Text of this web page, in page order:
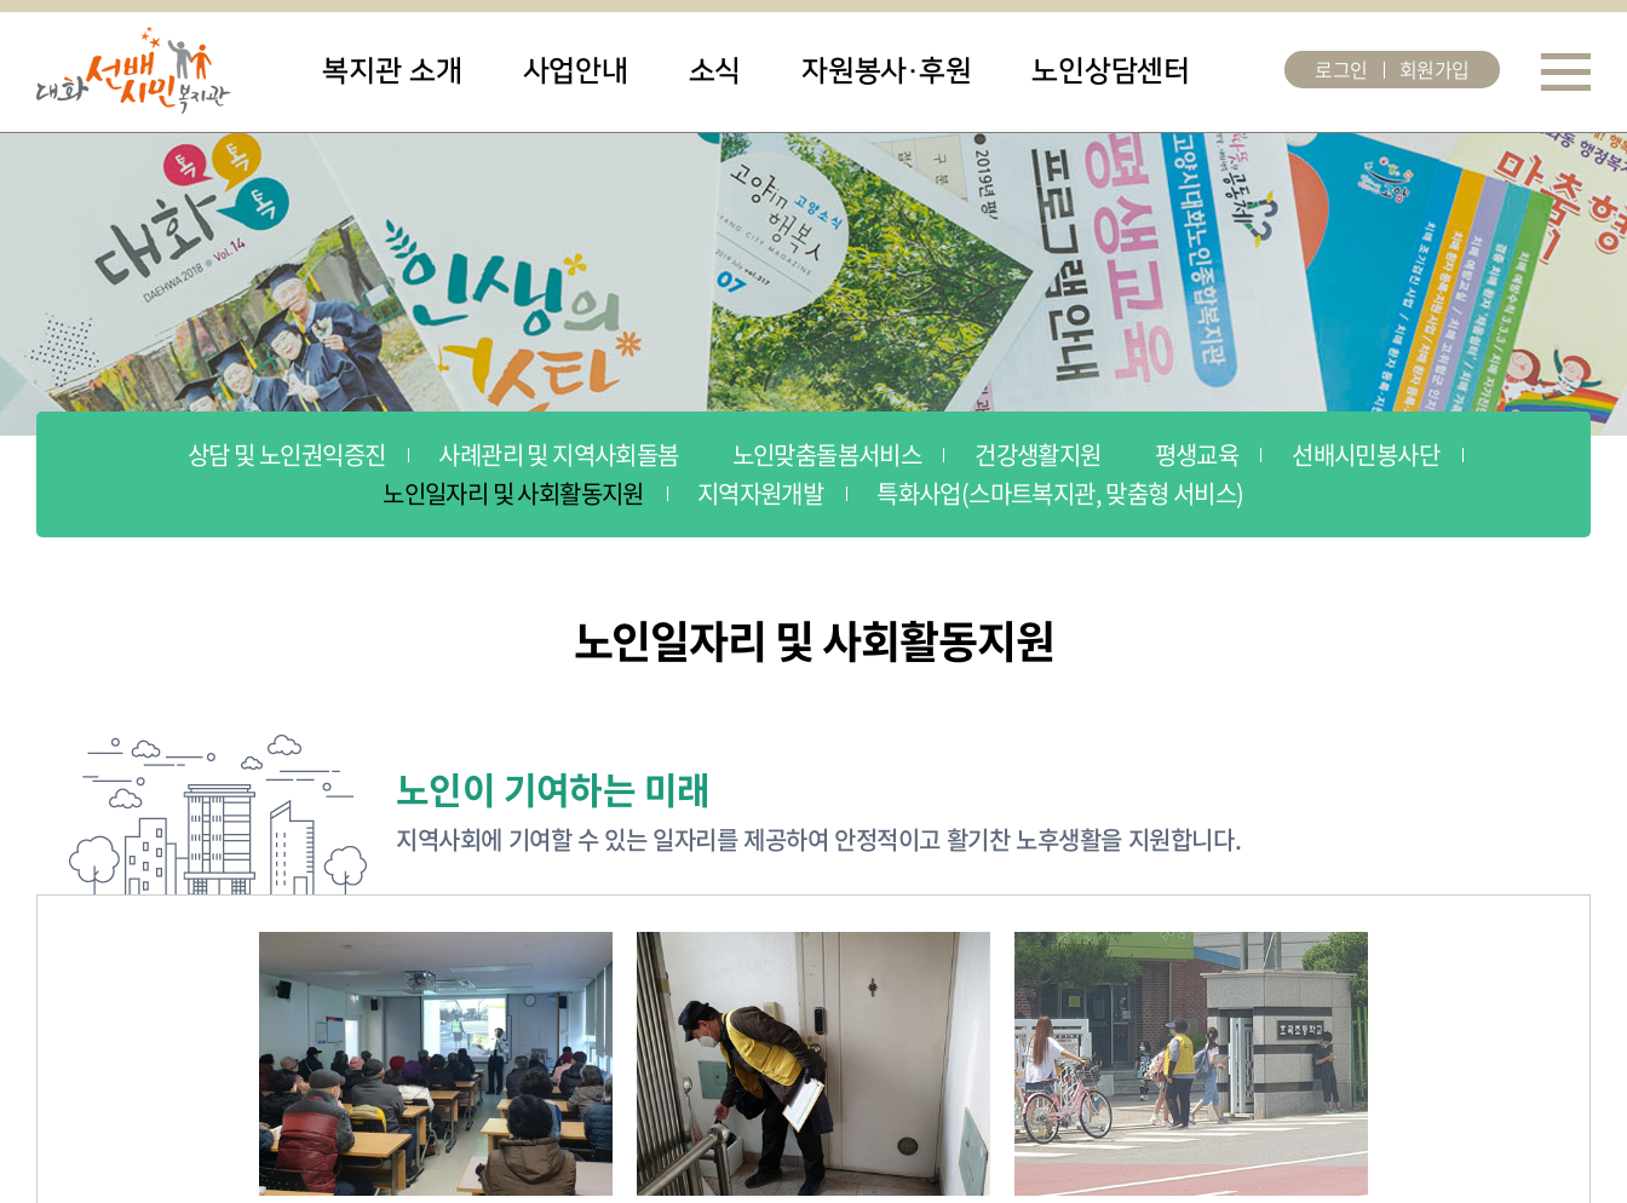
복지관 소개 사업안내 소식 자원봉사·후원 노인상담센터 로그인 회원가입
상담 및 노인권익증진 사례관리 및 지역사회돌봄 노인맞춤돌봄서비스 건강생활지원 평생교육
선배시민봉사단
노인일자리 및 사회활동지원
지역자원개발 특화사업(스마트복지관, 맞춤형 서비스)
노인일자리 및 사회활동지원
노인이 기여하는 미래
지역사회에 기여할 수 있는 일자리를 제공하여 안정적이고 활기찬 노후생활을 지원합니다.